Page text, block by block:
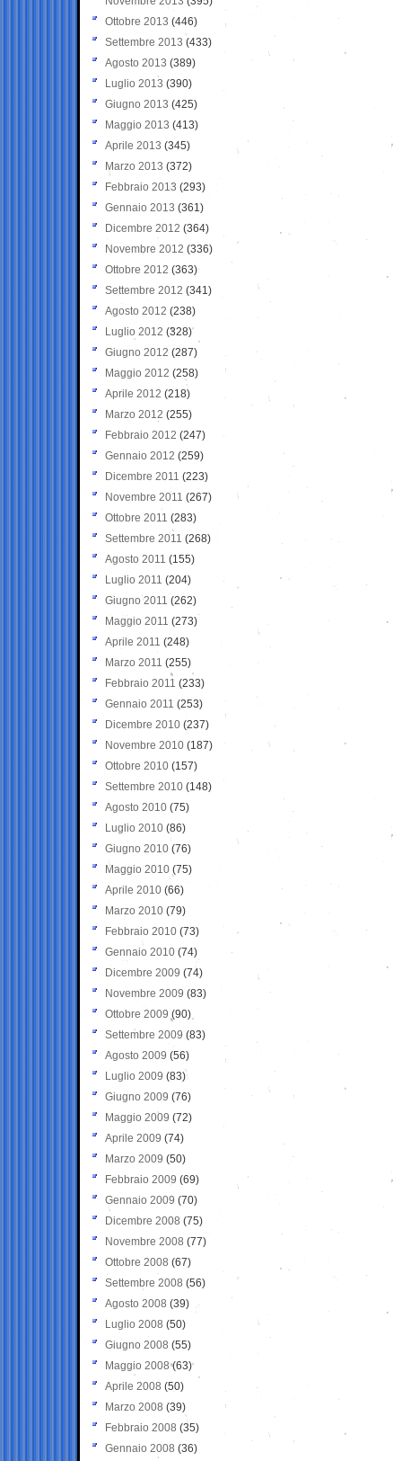
Ottobre 2013 (446)
Settembre 2013 (433)
Agosto 2013 (389)
Luglio 2013 (390)
Giugno 2013 (425)
Maggio 2013 (413)
Aprile 2013 (345)
Marzo 2013 (372)
Febbraio 2013 (293)
Gennaio 2013 (361)
Dicembre 2012 (364)
Novembre 2012 (336)
Ottobre 2012 (363)
Settembre 2012 (341)
Agosto 2012 (238)
Luglio 2012 (328)
Giugno 2012 (287)
Maggio 2012 (258)
Aprile 2012 (218)
Marzo 2012 (255)
Febbraio 2012 (247)
Gennaio 2012 (259)
Dicembre 2011 (223)
Novembre 2011 (267)
Ottobre 2011 (283)
Settembre 2011 (268)
Agosto 2011 (155)
Luglio 2011 (204)
Giugno 2011 (262)
Maggio 2011 (273)
Aprile 2011 (248)
Marzo 2011 (255)
Febbraio 2011 (233)
Gennaio 2011 (253)
Dicembre 2010 (237)
Novembre 2010 (187)
Ottobre 2010 (157)
Settembre 2010 (148)
Agosto 2010 (75)
Luglio 2010 (86)
Giugno 2010 (76)
Maggio 2010 (75)
Aprile 2010 (66)
Marzo 2010 (79)
Febbraio 2010 (73)
Gennaio 2010 (74)
Dicembre 2009 (74)
Novembre 2009 (83)
Ottobre 2009 (90)
Settembre 2009 (83)
Agosto 2009 (56)
Luglio 2009 (83)
Giugno 2009 (76)
Maggio 2009 (72)
Aprile 2009 (74)
Marzo 2009 (50)
Febbraio 2009 (69)
Gennaio 2009 (70)
Dicembre 2008 (75)
Novembre 2008 (77)
Ottobre 2008 (67)
Settembre 2008 (56)
Agosto 2008 (39)
Luglio 2008 (50)
Giugno 2008 (55)
Maggio 2008(63)
Aprile 2008 (50)
Marzo 2008 (39)
Febbraio 2008 (35)
Gennaio 2008 (36)